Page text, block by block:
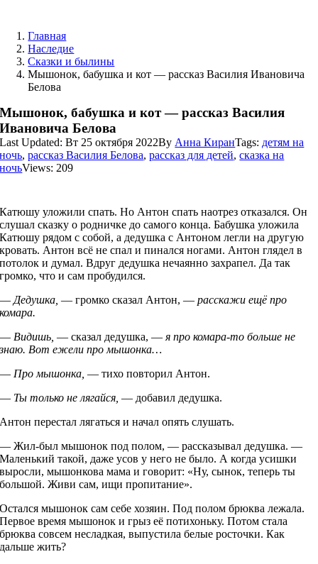
contentГлавная
Наследие
Сказки и былины
Мышонок, бабушка и кот — рассказ Василия Ивановича
Белова
Мышонок, бабушка и кот — рассказ Василия
Ивановича Белова
Last Updated: Вт 25 октября 2022By Анна КиранTags: детям на
ночь,рассказ Василия Белова,рассказ для детей,сказка на
ночьViews: 209
Катюшу уложили спать. Но Антон спать наотрез отказался. Он
слушал сказку о родничке до самого конца. Бабушка уложила
Катюшу рядом с собой, а дедушка с Антоном легли на другую
кровать. Антон всё не спал и пинался ногами. Антон глядел в
потолок и думал. Вдруг дедушка нечаянно захрапел. Да так
громко, что и сам пробудился.
— Дедушка, — громко сказал Антон, — расскажи ещё про
комара.
— Видишь, — сказал дедушка, —я про комара-то больше не
знаю. Вот ежели про мышонка…
— Про мышонка, — тихо повторил Антон.
— Ты только не лягайся, — добавил дедушка.
Антон перестал лягаться и начал опять слушать.
— Жил-был мышонок под полом, — рассказывал дедушка. —
Маленький такой, даже усов у него не было. А когда усишки
выросли, мышонкова мама и говорит: «Ну, сынок, теперь ты
большой. Живи сам, ищи пропитание».
Остался мышонок сам себе хозяин. Под полом брюква лежала.
Первое время мышонок и грыз её потихоньку. Потом стала
брюква совсем несладкая, выпустила белые росточки. Как
дальше жить?